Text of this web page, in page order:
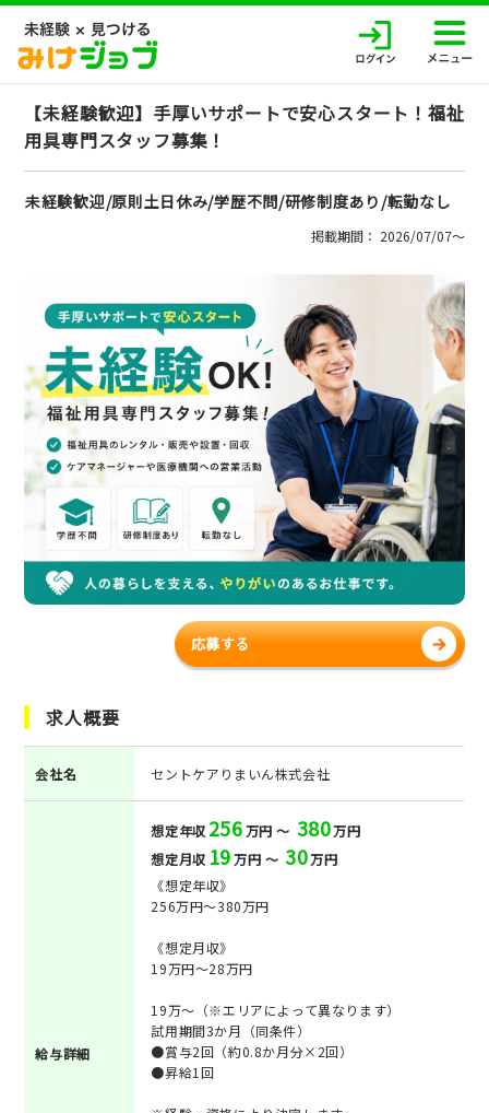
【未経験歓迎】手厚いサポートで安心スタート！福祉
用具専門スタッフ募集！
未経験歓迎/原則土日休み/学歴不問/研修制度あり/転勤なし
掲載期間： 2026/07/07〜
応募する
求人概要
会社名 セントケアりまいん株式会社
給与詳細
想定年収 256万円 ～ 380万円
想定月収 19万円 ～ 30万円
《想定年収》
256万円～380万円
《想定月収》
19万円～28万円
19万～（※エリアによって異なります）
試用期間3か月（同条件）
●賞与2回（約0.8か月分×2回）
●昇給1回